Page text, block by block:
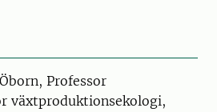
Professor
växtproduktionsekologi,